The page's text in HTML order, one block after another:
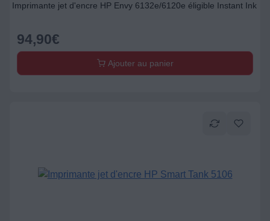
Imprimante jet d'encre HP Envy 6132e/6120e éligible Instant Ink
94,90€
Ajouter au panier